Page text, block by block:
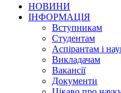
НОВИНИ
ІНФОРМАЦІЯ
Вступникам
Студентам
Аспірантам і
Викладачам
Вакансії
Документи